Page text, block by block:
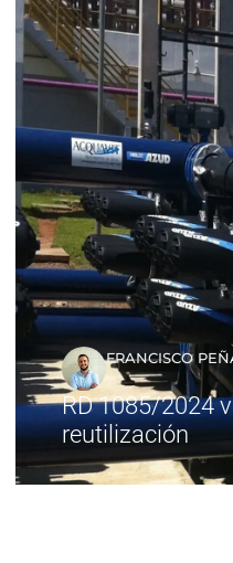
FRANCISCO
RD 1085/2024
reutilización